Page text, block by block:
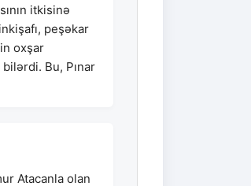
itkisinə
peşəkar
oxşar
Bu, Pınar
Atacanla olan